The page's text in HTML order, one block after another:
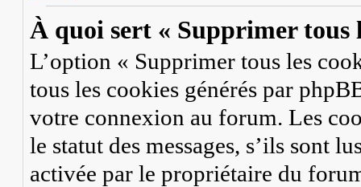
À quoi sert « Supprimer tous
L’option « Supprimer tous les
tous les cookies générés par
votre connexion au forum. Les
le statut des messages, s’ils sont
activée par le propriétaire du